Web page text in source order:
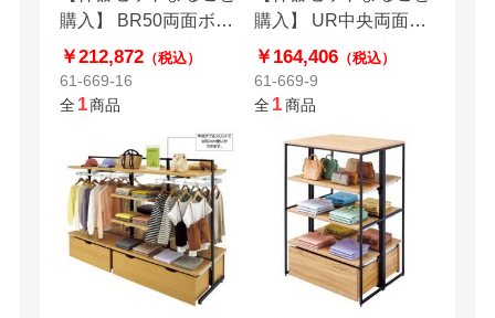
購入】 BR50両面ボー
ドタイプ2連結+エンド
ネットセット ブラック
￥212,872（税込）
61-669-16
全 1商品
購入】 UR中央両面ラ
スティック柄パネルタ
イプ 幅120×高さ
135cm アンティークゴ
￥164,406（税込）
61-669-9
全1商品